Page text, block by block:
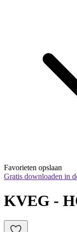
Favorieten opslaan
Gratis downloaden in
KVEG -